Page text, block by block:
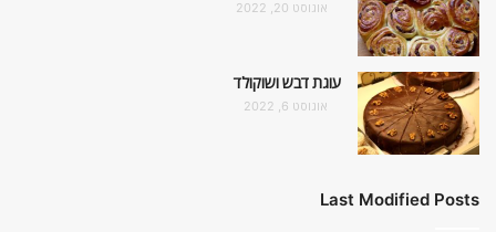
אוגוסט 20, 2022
עוגת דבש ושוקולד
אוגוסט 6, 2022
Last Modified Posts